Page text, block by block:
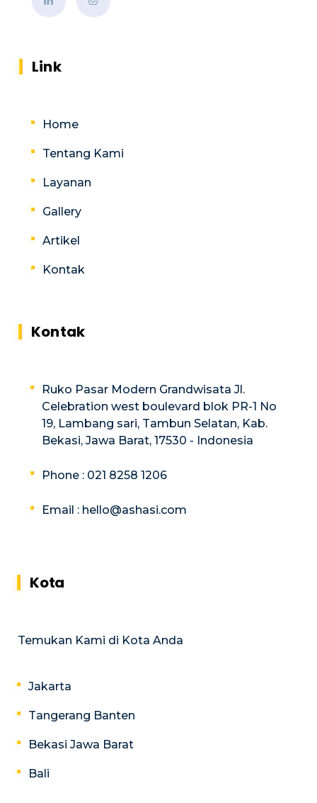
Link
Home
Tentang Kami
Layanan
Gallery
Artikel
Kontak
Kontak
Ruko Pasar Modern Grandwisata Jl.
Celebration west boulevard blok PR-1 No
19, Lambang sari, Tambun Selatan, Kab.
Bekasi, Jawa Barat, 17530 - Indonesia
Phone : 021 8258 1206
Email : hello@ashasi.com
Kota
Temukan Kami di Kota Anda
Jakarta
Tangerang Banten
Bekasi Jawa Barat
Bali